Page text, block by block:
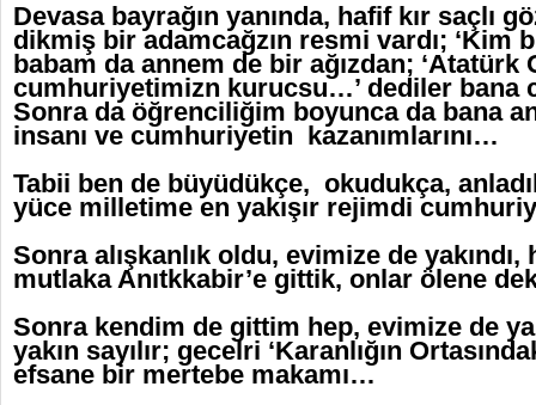
Devasa bayrağın yanında, hafif kır saçlı
dikmiş bir adamcağzın resmi vardı; ‘Kim
babam da annem de bir ağızdan; ‘Atatürk
cumhuriyetimizn kurucsu…’ dediler bana
Sonra da öğrenciliğim boyunca da bana
insanı ve cumhuriyetin kazanımlarını…
Tabii ben de büyüdükçe, okudukça,
yüce milletime en yakışır rejimdi
Sonra alışkanlık oldu, evimize de
mutlaka Anıtkkabir’e gittik, onlar ölene
Sonra kendim de gittim hep, evimize de
yakın sayılır; gecelri ‘Karanlığın
efsane bir mertebe makamı…